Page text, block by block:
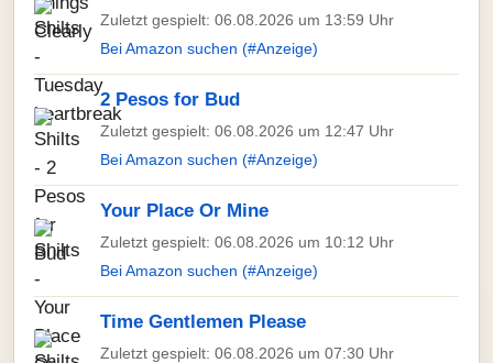
Zuletzt gespielt: 06.08.2026 um 13:59 Uhr
Bei Amazon suchen (#Anzeige)
2 Pesos for Bud
Zuletzt gespielt: 06.08.2026 um 12:47 Uhr
Bei Amazon suchen (#Anzeige)
Your Place Or Mine
Zuletzt gespielt: 06.08.2026 um 10:12 Uhr
Bei Amazon suchen (#Anzeige)
Time Gentlemen Please
Zuletzt gespielt: 06.08.2026 um 07:30 Uhr